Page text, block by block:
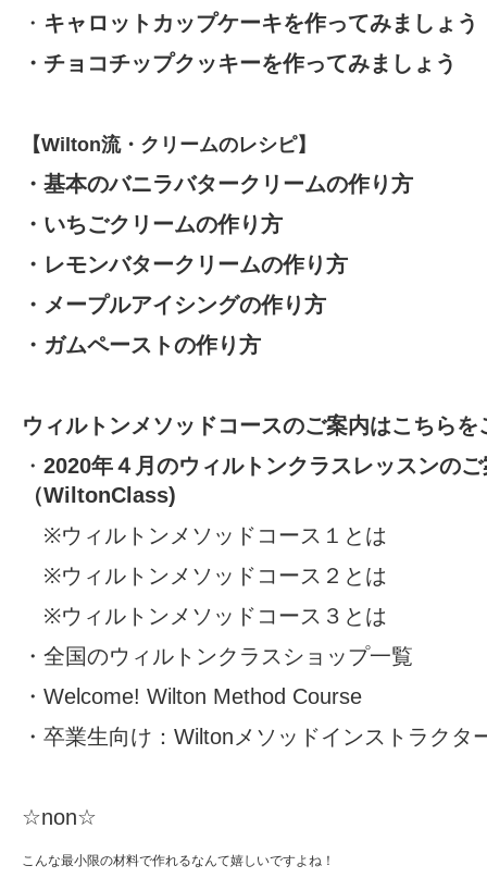
・ キャロットカップケーキを作ってみましょう
・ チョコチップクッキーを作ってみましょう
【Wilton流・クリームのレシピ】
・ 基本のバニラバタークリームの作り方
・ いちごクリームの作り方
・ レモンバタークリームの作り方
・ メープルアイシングの作り方
・ ガムペーストの作り方
ウィルトンメソッドコースのご案内はこちらを
・ 2020年４月のウィルトンクラスレッスンの
（WiltonClass)
※ウィルトンメソッドコース１とは
※ウィルトンメソッドコース２とは
※ウィルトンメソッドコース３とは
・ 全国のウィルトンクラスショップ一覧
・ Welcome! Wilton Method Course
・卒業生向け： Wiltonメソッドインストラクタ
☆non☆
こんな最小限の材料で作れるなんて嬉しいですよね！